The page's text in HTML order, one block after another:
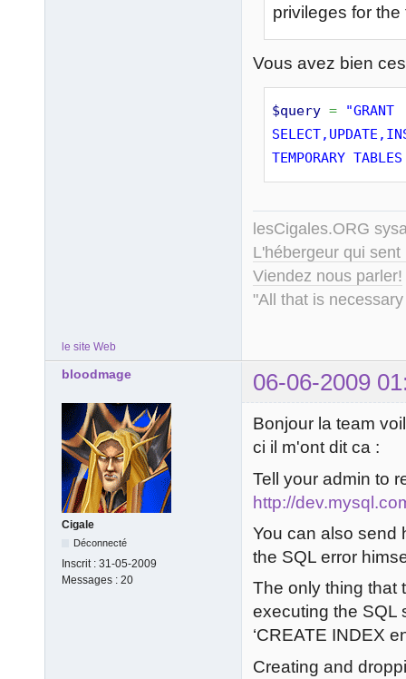
privileges for the
Vous avez bien
$query =
"GRANT
TEMPORARY
lesCigales.ORG
L'hébergeur qui
Viendez nous parler!
"All that is
le site Web
bloodmage 06-06-2009
Cigale
Déconnecté
Inscrit : 31-05-2009
Messages : 20
Bonjour la team
ci il m'ont dit ca :
Tell your admin to
http://
You can also send
the SQL error
The only thing that
executing the SQL
‘CREATE INDEX
Creating and